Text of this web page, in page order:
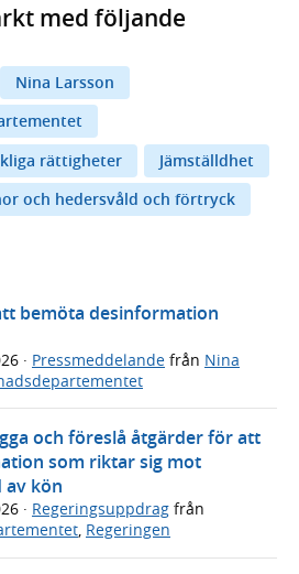
med följande
Nina Larsson
rättigheter
Jämställdhet
och hedersvåld och förtryck
bemöta desinformation
· Pressmeddelande från Nina
och föreslå åtgärder för att
som riktar sig mot
av kön
· Regeringsuppdrag från
, Regeringen